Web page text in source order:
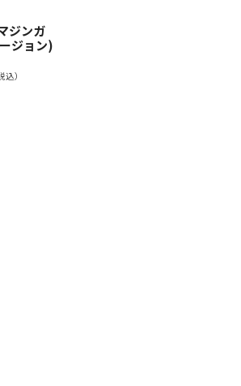
ジンガ
ジョン)
込）